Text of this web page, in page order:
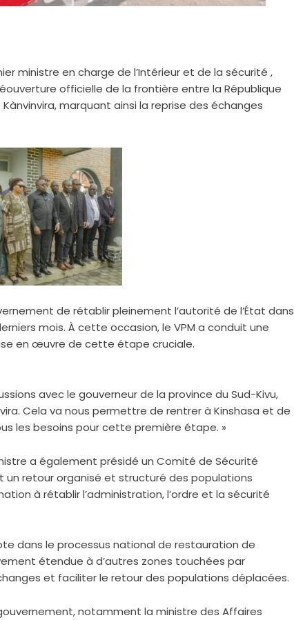
ministre en charge de l’Intérieur et de la sécurité ,
officielle de la frontière entre la République
marquant ainsi la reprise des échanges
de rétablir pleinement l’autorité de l’État dans
mois. À cette occasion, le VPM a conduit une
en œuvre de cette étape cruciale.
avec le gouverneur de la province du Sud-Kivu,
Cela va nous permettre de rentrer à Kinshasa et de
les besoins pour cette première étape. »
a également présidé un Comité de Sécurité
un retour organisé et structuré des populations
à rétablir l’administration, l’ordre et la sécurité
dans le processus national de restauration de
étendue à d’autres zones touchées par
et faciliter le retour des populations déplacées.
notamment la ministre des Affaires